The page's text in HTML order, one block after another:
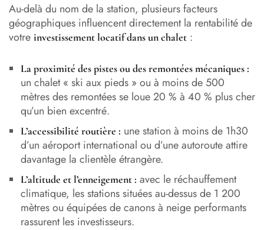
Au-delà du nom de la station, plusieurs facteurs
géographiques influencent directement la rentabilité de
votre investissement locatif dans un chalet :
La proximité des pistes ou des remontées mécaniques :
un chalet « ski aux pieds » ou à moins de 500
mètres des remontées se loue 20 % à 40 % plus cher
qu’un bien excentré.
L’accessibilité routière : une station à moins de 1h30
d’un aéroport international ou d’une autoroute attire
davantage la clientèle étrangère.
L’altitude et l’enneigement : avec le réchauffement
climatique, les stations situées au-dessus de 1 200
mètres ou équipées de canons à neige performants
rassurent les investisseurs.